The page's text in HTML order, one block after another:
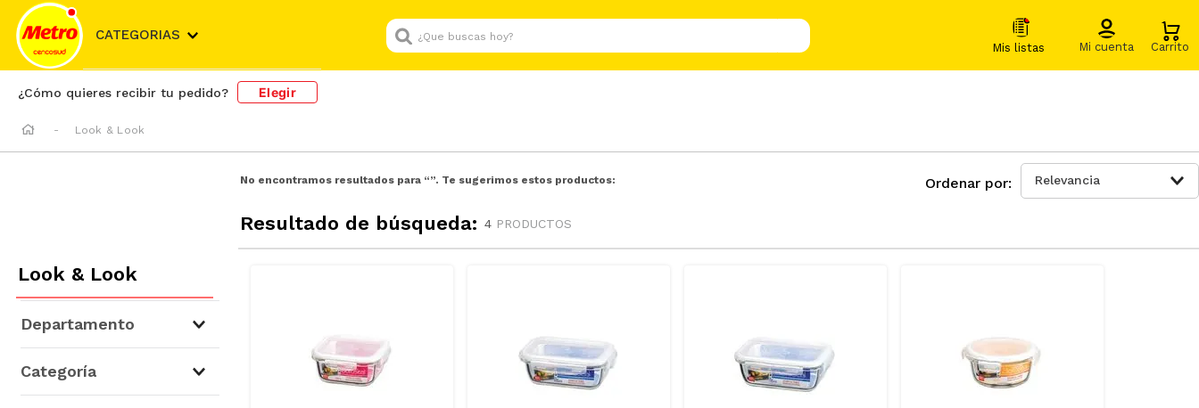
CATEGORIAS
¿Que buscas hoy?
¿Cómo quieres recibir tu pedido? Elegir
Look & Look
No encontramos resultados para “”. Te sugerimos estos productos:
Resultado de búsqueda: 4 PRODUCTOS
Relevancia
Look & Look
Departamento
Categoría